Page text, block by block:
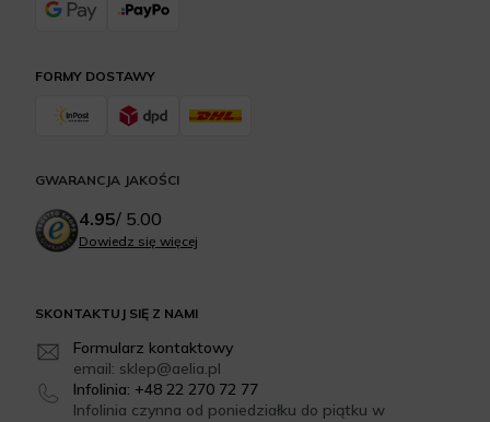
SKONTAKTUJ SIĘ Z NAMI
Formularz kontaktowy
email: sklep@aelia.pl
Infolinia: +48 22 270 72 77
Infolinia czynna od poniedziałku do piątku w
FORMY DOSTAWY
GWARANCJA JAKOŚCI
4.95/ 5.00
Dowiedz się więcej